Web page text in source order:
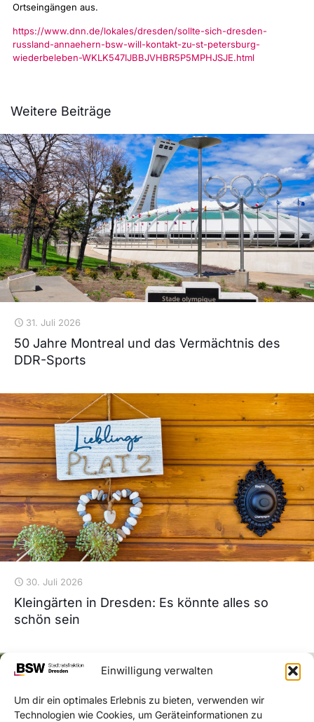
Einwilligung verwalten
Um dir ein optimales Erlebnis zu bieten, verwenden wir
Technologien wie Cookies, um Geräteinformationen zu
Ortseingängen aus.
https://www.dnn.de/lokales/dresden/sollte-sich-dresden-
russland-annaehern-bsw-will-kontakt-zu-st-petersburg-
wiederbeleben-WKLK547IJBBJVHBR5P5MPHJSJE.html
Weitere Beiträge
31. Juli 2026
50 Jahre Montreal und das Vermächtnis des
DDR-Sports
30. Juli 2026
Kleingärten in Dresden: Es könnte alles so
schön sein